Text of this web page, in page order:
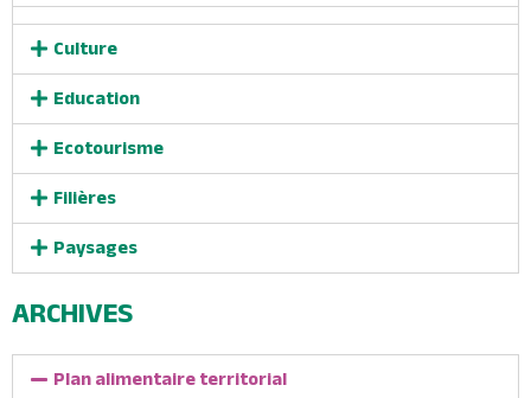
Culture
Education
Ecotourisme
Filières
Paysages
ARCHIVES
Plan alimentaire territorial